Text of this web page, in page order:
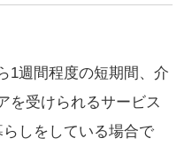
1週間程度の短期間、介
を受けられるサービス
しをしている場合で